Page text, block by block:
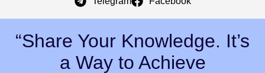
“Share Your Knowledge. It’s
a Way to Achieve